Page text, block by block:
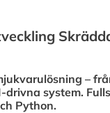
–
system.
Python.